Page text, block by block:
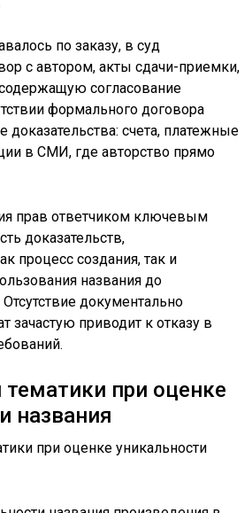
по заказу, в суд
с автором, акты сдачи-приемки,
согласование
формального договора
доказательства: счета, платежные
в СМИ, где авторство прямо
прав ответчиком ключевым
доказательств,
процесс создания, так и
названия до
документально
зачастую приводит к отказу в
при оценке
названия